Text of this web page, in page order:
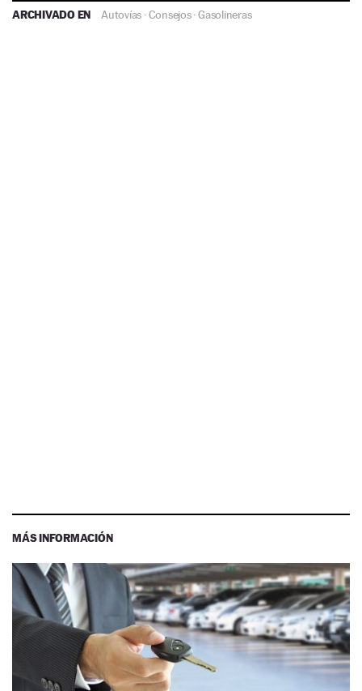
ARCHIVADO EN Autovías ·Consejos·Gasolineras
MÁS INFORMACIÓN